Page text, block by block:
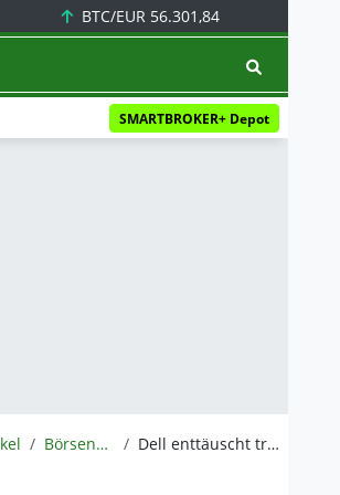
BTC/EUR 56.301,84
SMARTBROKER+ Depot
BörsenNEWS.de Dell enttäuscht trotz Rekordzahlen: Dell-Aktie stürzt ab: KI-Geschäft glänzt, doch schwacher Ausblick schockiert Anleger